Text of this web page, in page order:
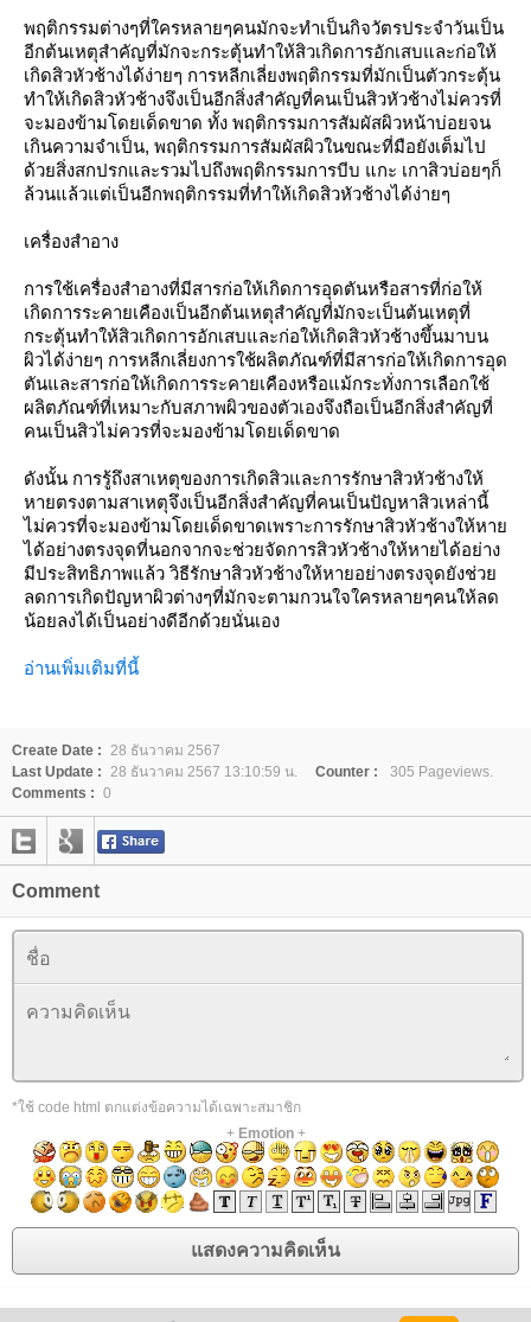
พฤติกรรมต่างๆที่ใครหลายๆคนมักจะทำเป็นกิจวัตรประจำวันเป็น
อีกต้นเหตุสำคัญที่มักจะกระตุ้นทำให้สิวเกิดการอักเสบและก่อให้
เกิดสิวหัวช้างได้ง่ายๆ การหลีกเลี่ยงพฤติกรรมที่มักเป็นตัวกระตุ้น
ทำให้เกิดสิวหัวช้างจึงเป็นอีกสิ่งสำคัญที่คนเป็นสิวหัวช้างไม่ควรที่
จะมองข้ามโดยเด็ดขาด ทั้ง พฤติกรรมการสัมผัสผิวหน้าบ่อยจน
เกินความจำเป็น, พฤติกรรมการสัมผัสผิวในขณะที่มือยังเต็มไป
ด้วยสิ่งสกปรกและรวมไปถึงพฤติกรรมการบีบ แกะ เกาสิวบ่อยๆก็
ล้วนแล้วแต่เป็นอีกพฤติกรรมที่ทำให้เกิดสิวหัวช้างได้ง่ายๆ
เครื่องสำอาง
การใช้เครื่องสำอางที่มีสารก่อให้เกิดการอุดตันหรือสารที่ก่อให้
เกิดการระคายเคืองเป็นอีกต้นเหตุสำคัญที่มักจะเป็นต้นเหตุที่
กระตุ้นทำให้สิวเกิดการอักเสบและก่อให้เกิดสิวหัวช้างขึ้นมาบน
ผิวได้ง่ายๆ การหลีกเลี่ยงการใช้ผลิตภัณฑ์ที่มีสารก่อให้เกิดการอุด
ตันและสารก่อให้เกิดการระคายเคืองหรือแม้กระทั่งการเลือกใช้
ผลิตภัณฑ์ที่เหมาะกับสภาพผิวของตัวเองจึงถือเป็นอีกสิ่งสำคัญที่
คนเป็นสิวไม่ควรที่จะมองข้ามโดยเด็ดขาด
ดังนั้น การรู้ถึงสาเหตุของการเกิดสิวและการรักษาสิวหัวช้างให้
หายตรงตามสาเหตุจึงเป็นอีกสิ่งสำคัญที่คนเป็นปัญหาสิวเหล่านี้
ไม่ควรที่จะมองข้ามโดยเด็ดขาดเพราะการรักษาสิวหัวช้างให้หาย
ได้อย่างตรงจุดที่นอกจากจะช่วยจัดการสิวหัวช้างให้หายได้อย่าง
มีประสิทธิภาพแล้ว วิธีรักษาสิวหัวช้างให้หายอย่างตรงจุดยังช่วย
ลดการเกิดปัญหาผิวต่างๆที่มักจะตามกวนใจใครหลายๆคนให้ลด
น้อยลงได้เป็นอย่างดีอีกด้วยนั่นเอง
อ่านเพิ่มเติมที่นี้
Create Date :
28 ธันวาคม 2567
Last Update :
28 ธันวาคม 2567 13:10:59 น. Counter :
305 Pageviews.
Comments : 0
Comment
*ใช้ code html ตกแต่งข้อความได้เฉพาะสมาชิก
+ Emotion+